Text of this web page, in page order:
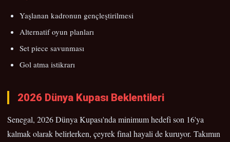
Yaşlanan kadronun gençleştirilmesi
Alternatif oyun planları
Set piece savunması
Gol atma istikrarı
2026 Dünya Kupası Beklentileri
Senegal, 2026 Dünya Kupası'nda minimum hedefi son 16'ya
kalmak olarak belirlerken, çeyrek final hayali de kuruyor. Takımın